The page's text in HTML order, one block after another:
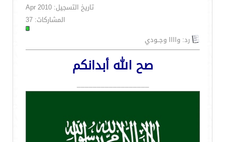
تاريخ التسجيل: Apr 2010
المشاركات: 37
رد: واااا وجــودي
صح الله أبدانكم
__________________